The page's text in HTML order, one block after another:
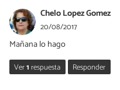
Chelo Lopez Gomez
20/08/2017
Mañana lo hago
Ver1respuesta Responder